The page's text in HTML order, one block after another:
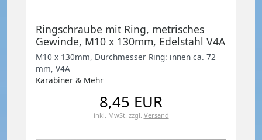
Ringschraube mit Ring, metrisches
Gewinde, M10 x 130mm, Edelstahl V4A
M10 x 130mm, Durchmesser Ring: innen ca. 72
mm, V4A
Karabiner & Mehr
8,45 EUR
inkl. MwSt. zzgl. Versand